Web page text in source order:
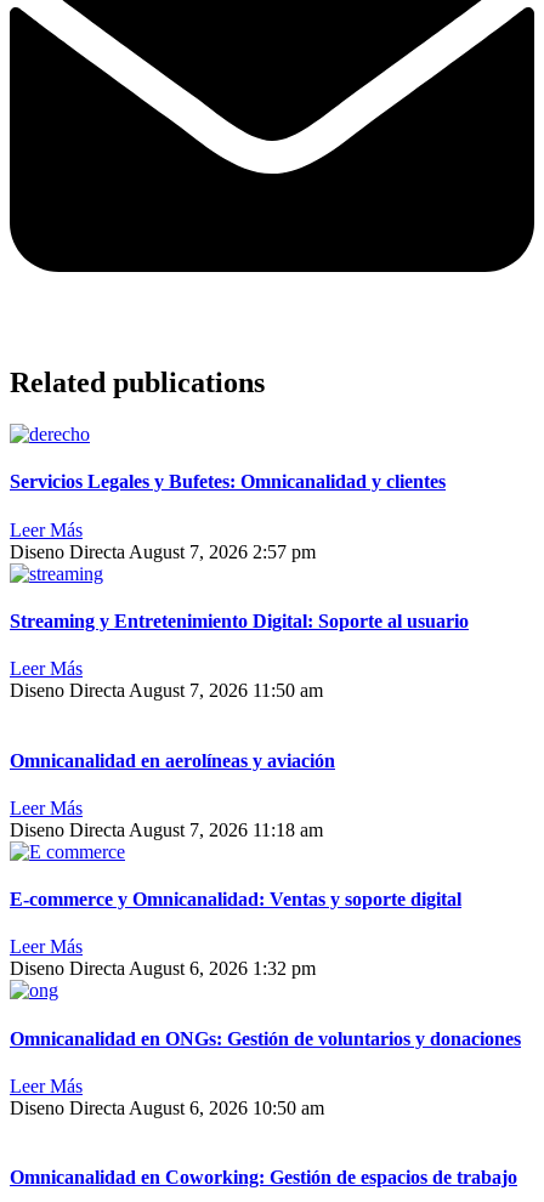
Related publications
Servicios Legales y Bufetes: Omnicanalidad y clientes
Leer Más
Diseno Directa August 7, 2026 2:57 pm
Streaming y Entretenimiento Digital: Soporte al usuario
Leer Más
Diseno Directa August 7, 2026 11:50 am
Omnicanalidad en aerolíneas y aviación
Leer Más
Diseno Directa August 7, 2026 11:18 am
E-commerce y Omnicanalidad: Ventas y soporte digital
Leer Más
Diseno Directa August 6, 2026 1:32 pm
Omnicanalidad en ONGs: Gestión de voluntarios y donaciones
Leer Más
Diseno Directa August 6, 2026 10:50 am
Omnicanalidad en Coworking: Gestión de espacios de trabajo